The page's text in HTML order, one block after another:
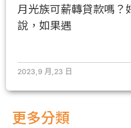
更多分類
月光族可薪轉貸款嗎？
說，如果遇
2023,9 月,23 日